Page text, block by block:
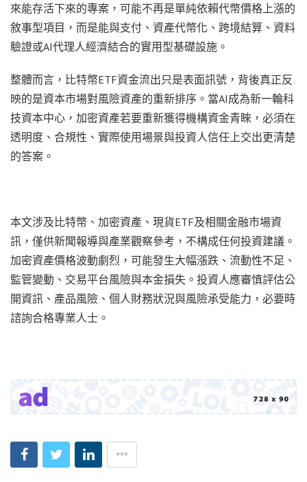
來能存活下來的專案，可能不再是單純依賴代幣價格上漲的
敘事型項目，而是能與支付、資產代幣化、跨境結算、資料
驗證或AI代理人經濟結合的實用型基礎設施。
整體而言，比特幣ETF資金流出只是表面訊號，背後真正反
映的是資本市場對風險資產的重新排序。當AI成為新一輪科
技資本中心，加密資產若要重新獲得機構資金青睞，必須在
透明度、合規性、實際使用場景與投資人信任上交出更清楚
的答案。
本文涉及比特幣、加密資產、現貨ETF及相關金融市場資
訊，僅供新聞報導與產業觀察參考，不構成任何投資建議。
加密資產價格波動劇烈，可能發生大幅漲跌、流動性不足、
監管變動、交易平台風險與本金損失。投資人應審慎評估公
開資訊、產品風險、個人財務狀況與風險承受能力，必要時
諮詢合格專業人士。